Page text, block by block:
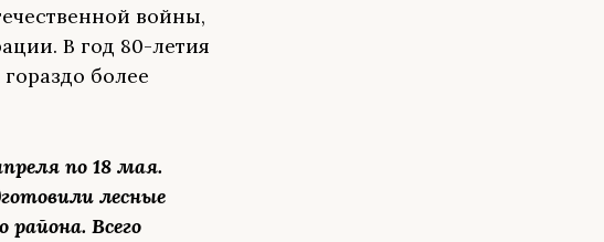
войны,
В год 80-летия
более
по 18 мая.
лесные
Всего